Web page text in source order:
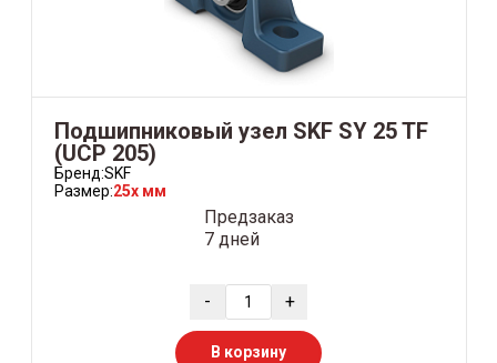
Подшипниковый узел SKF SY 25 TF
(UCP 205)
Бренд:SKF
Размер:25x мм
Предзаказ
7 дней
- +
В корзину